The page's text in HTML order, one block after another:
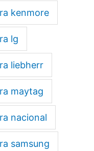
kenmore
lg
liebherr
maytag
nacional
samsung